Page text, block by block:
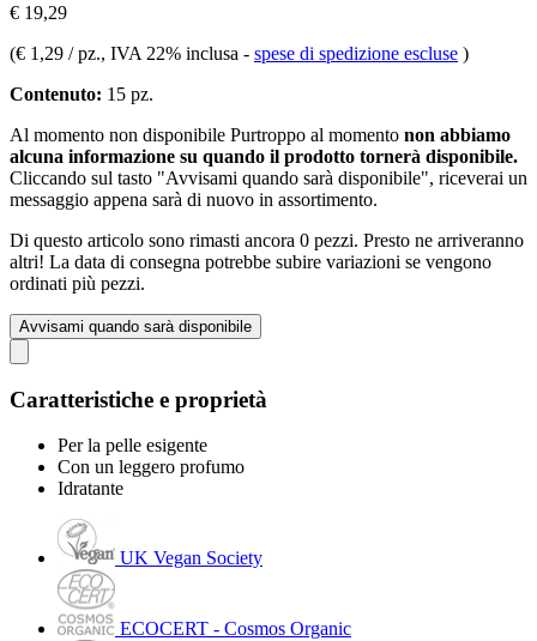
€ 19,29
(€ 1,29 / pz., IVA 22% inclusa - spese di spedizione escluse )
Contenuto: 15 pz.
Al momento non disponibile Purtroppo al momento non abbiamo
alcuna informazione su quando il prodotto tornerà disponibile.
Cliccando sul tasto "Avvisami quando sarà disponibile", riceverai un
messaggio appena sarà di nuovo in assortimento.
Di questo articolo sono rimasti ancora 0 pezzi. Presto ne arriveranno
altri! La data di consegna potrebbe subire variazioni se vengono
ordinati più pezzi.
Avvisami quando sarà disponibile
Caratteristiche e proprietà
Per la pelle esigente
Con un leggero profumo
Idratante
UK Vegan Society
ECOCERT - Cosmos Organic